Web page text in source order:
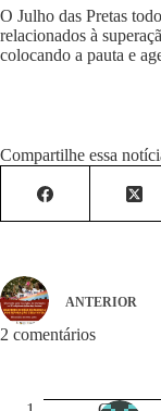
O Julho das Pretas
relacionados à
colocando a pauta e
Compartilhe essa
ANTERIOR
2 comentários